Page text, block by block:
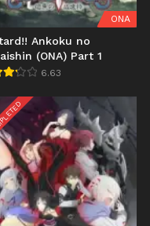
ONA
Ankoku no
(ONA) Part 1
6.63